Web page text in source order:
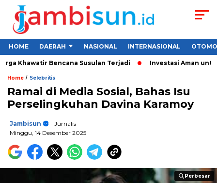
HOME DAERAH NASIONAL INTERNASIONAL
Khawatir Bencana Susulan Terjadi Investasi Aman untuk
Home / Selebritis
Ramai di Media Sosial, Bahas Isu
Perselingkuhan Davina Karamoy
Jambisun
- Jurnalis
Minggu, 14 Desember 2025
Perbesar
Perbesar